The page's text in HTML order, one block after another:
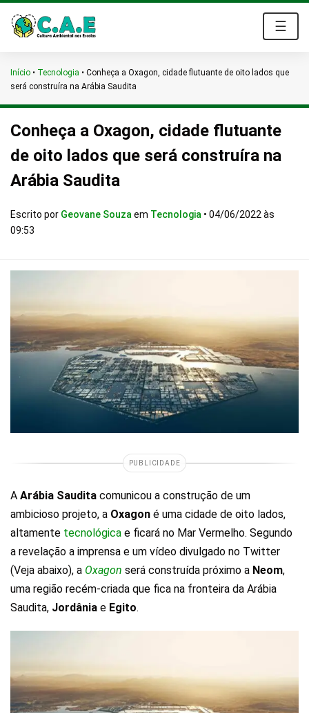
☰
Início • Tecnologia • Conheça a Oxagon, cidade flutuante de oito lados que
será construíra na Arábia Saudita
Conheça a Oxagon, cidade flutuante
de oito lados que será construíra na
Arábia Saudita
Escrito por Geovane Souza em Tecnologia • 04/06/2022 às
09:53
PUBLICIDADE
A Arábia Saudita comunicou a construção de um
ambicioso projeto, a Oxagon é uma cidade de oito lados,
altamente tecnológica e ficará no Mar Vermelho. Segundo
a revelação a imprensa e um vídeo divulgado no Twitter
(Veja abaixo), a Oxagon será construída próximo a Neom,
uma região recém-criada que fica na fronteira da Arábia
Saudita, Jordânia e Egito.